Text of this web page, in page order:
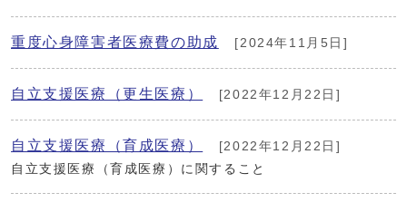
重度心身障害者医療費の助成 [2024年11月5日]
自立支援医療（更生医療） [2022年12月22日]
自立支援医療（育成医療）
[2022年12月22日]
自立支援医療（育成医療）に関すること